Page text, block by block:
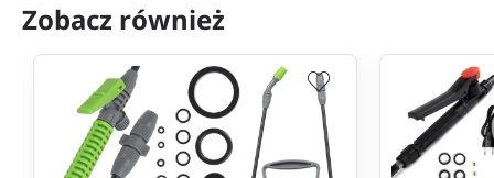
Zobacz również